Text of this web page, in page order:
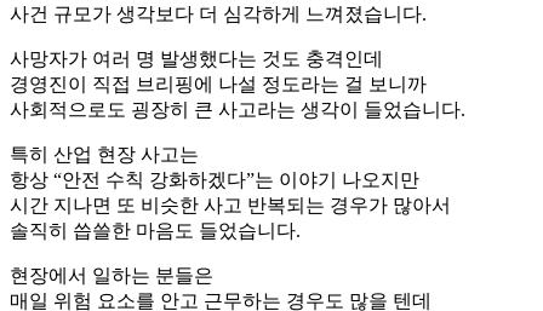
사건 규모가 생각보다 더 심각하게 느껴졌습니다.
사망자가 여러 명 발생했다는 것도 충격인데
경영진이 직접 브리핑에 나설 정도라는 걸 보니까
사회적으로도 굉장히 큰 사고라는 생각이 들었습니다.
특히 산업 현장 사고는
항상 “안전 수칙 강화하겠다”는 이야기 나오지만
시간 지나면 또 비슷한 사고 반복되는 경우가 많아서
솔직히 씁쓸한 마음도 들었습니다.
현장에서 일하는 분들은
매일 위험 요소를 안고 근무하는 경우도 많을 텐데